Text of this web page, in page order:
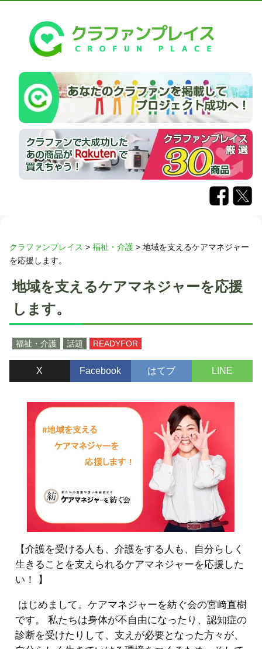
クラファンプレイス > 福祉・介護 > 地域を支えるケアマネジャー
を応援します。
地域を支えるケアマネジャーを応援
します。
福祉・介護 話題 READYFOR
X Facebook はてブ LINE
【介護を受ける人も、介護をする人も、自分らしく
生きることを支えられるケアマネジャーを応援した
い！ 】
はじめまして。ケアマネジャーを紡ぐ会の宮﨑直樹
です。 私たちは身体が不自由になったり、認知症の
診断を受けたりして、支えが必要となった方々が、